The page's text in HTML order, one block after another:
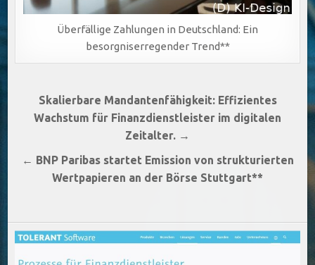
Überfällige Zahlungen in Deutschland: Ein
besorgniserregender Trend**
Beitragsnavigation
Skalierbare Mandantenfähigkeit: Effizientes
Wachstum für Finanzdienstleister im digitalen
Zeitalter. →
← BNP Paribas startet Emission von strukturierten
Wertpapieren an der Börse Stuttgart**